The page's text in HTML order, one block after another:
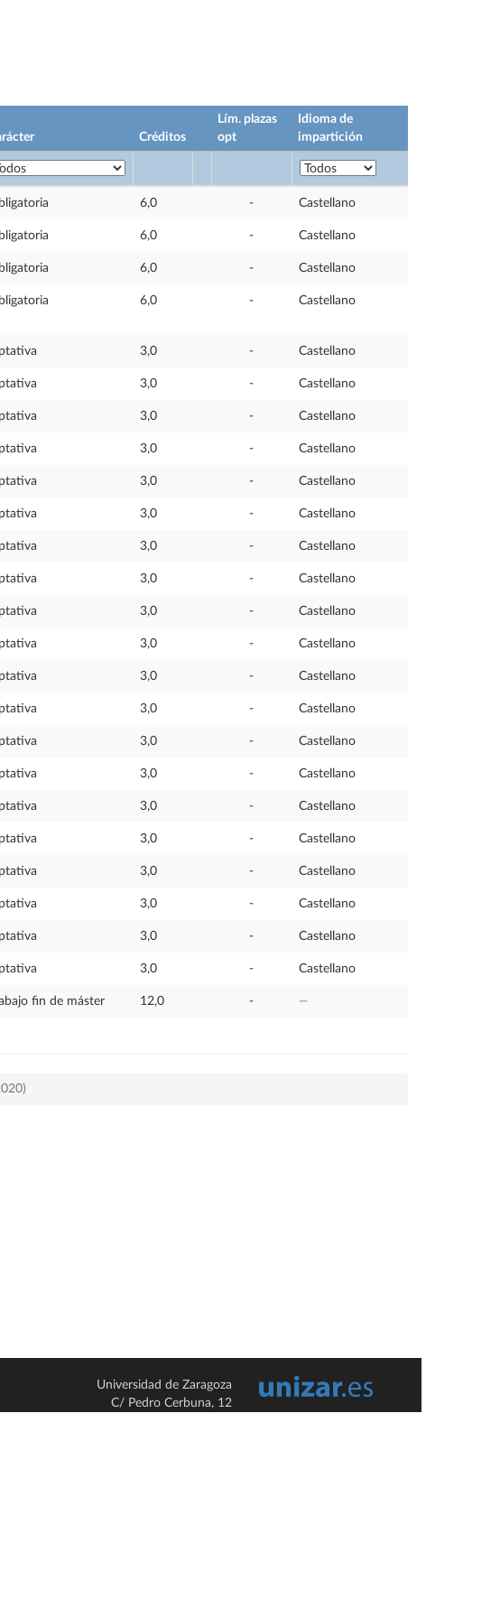
Créditos
Lím. plazas
opt
Idioma de
impartición
6,0 - Castellano
6,0 - Castellano
6,0 - Castellano
6,0 - Castellano
3,0 - Castellano
3,0 - Castellano
3,0 - Castellano
3,0 - Castellano
3,0 - Castellano
3,0 - Castellano
3,0 - Castellano
3,0 - Castellano
3,0 - Castellano
3,0 - Castellano
3,0 - Castellano
3,0 - Castellano
3,0 - Castellano
3,0 - Castellano
3,0 - Castellano
3,0 - Castellano
3,0 - Castellano
3,0 - Castellano
3,0 - Castellano
3,0 - Castellano
fin de máster 12,0 - —
Universidad de Zaragoza
C/ Pedro Cerbuna, 12